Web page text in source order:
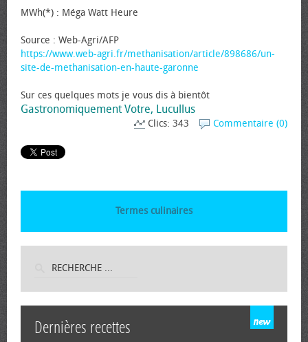
MWh(*) : Méga Watt Heure
Source : Web-Agri/AFP
https://www.web-agri.fr/methanisation/article/898686/un-
site-de-methanisation-en-haute-garonne
Sur ces quelques mots je vous dis à bientôt
Gastronomiquement Votre, Lucullus
Commentaire (0)
Clics: 343
Termes culinaires
Dernières recettes